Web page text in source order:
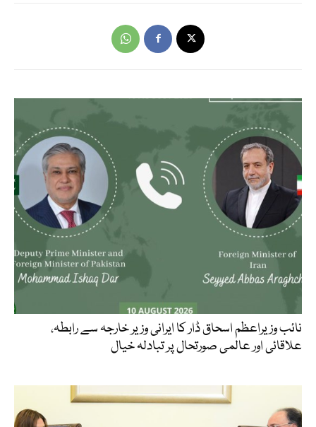
نائب وزیراعظم اسحاق ڈار کا ایرانی وزیر خارجہ سے رابطہ،
علاقائی اور عالمی صورتحال پر تبادلہ خیال